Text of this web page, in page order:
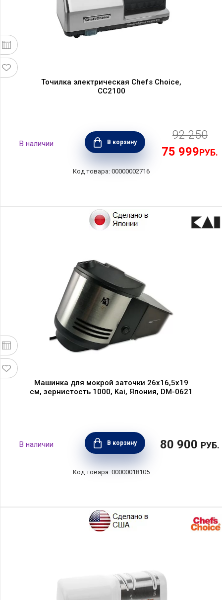
Точилка электрическая Chefs Choice,
CC2100
В корзину
92 250
75 999РУБ.
00000002716
Машинка для мокрой заточки 26x16,5x19
см, зернистость 1000, Kai, Япония, DM-0621
В корзину 80 900 РУБ.
00000018105